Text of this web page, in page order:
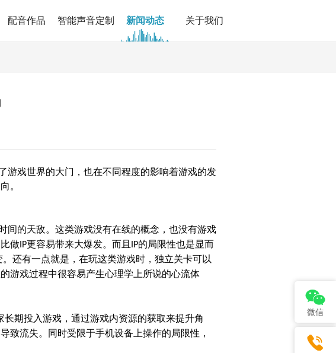
配音作品 智能声音定制 新闻动态 关于我们
游戏世界的大门，也在不同程度的影响着游戏的发
。
间的天敌。这类游戏没有在线的概念，也没有游戏
做 IP更容易带来大爆发。而且 IP的局限性也是显而
还有一点就是，在玩这类游戏时，独立关卡可以
游戏过程中很容易产生心理学上所说的心流体
长期投入游戏，通过游戏内资源的获取来提升角
致流失。同时受限于手机设备上操作的局限性，
微信